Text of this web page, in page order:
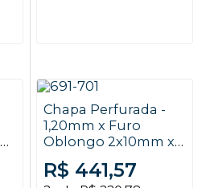
Chapa Perfurada -
1,20mm x Furo
Oblongo 2x10mm x
EC 4x12mm x 2x1m
R$ 441,57